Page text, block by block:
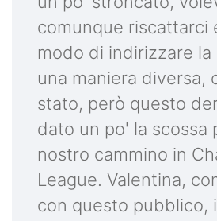
comunque riscattarci
modo di indirizzare la
una maniera diversa,
stato, però questo
dato un po' la scossa
nostro cammino in
League. Valentina,
con questo pubblico,